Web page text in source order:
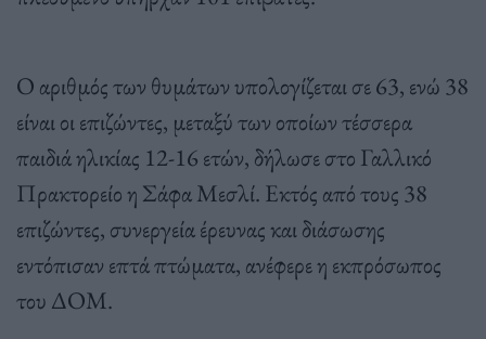
Ο αριθμός των θυμάτων υπολογίζεται σε 63, ενώ 38
είναι οι επιζώντες, μεταξύ των οποίων τέσσερα
παιδιά ηλικίας 12-16 ετών, δήλωσε στο Γαλλικό
Πρακτορείο η Σάφα Μεσλί. Εκτός από τους 38
επιζώντες, συνεργεία έρευνας και διάσωσης
εντόπισαν επτά πτώματα, ανέφερε η εκπρόσωπος
του ΔΟΜ.